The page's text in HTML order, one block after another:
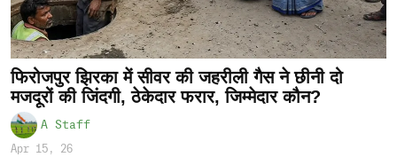
फिरोजपुर झिरका में सीवर की जहरीली गैस ने छीनी दो
मजदूरों की जिंदगी, ठेकेदार फरार, जिम्मेदार कौन?
A Staff
Apr 15, 26